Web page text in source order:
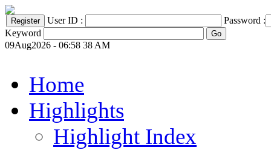
User ID :
Password :
Keyword
09Aug2026 - 06:58 38 AM
Home
Highlights
Highlight Index